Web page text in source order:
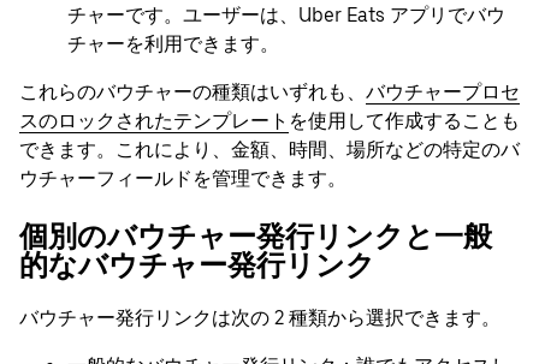
チャーです。ユーザーは、Uber Eats アプリでバウ
チャーを利用できます。
これらのバウチャーの種類はいずれも、 バウチャープロセ
スのロックされたテンプレート を使用して作成することも
できます。これにより、金額、時間、場所などの特定のバ
ウチャーフィールドを管理できます。
個別のバウチャー発行リンクと一般
的なバウチャー発行リンク
バウチャー発行リンクは次の 2 種類から選択できます。